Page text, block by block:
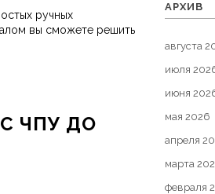
ручных
вы сможете решить
ЧПУ ДО
АРХИВ
августа
июля
июня
мая 2026
апреля
марта
февраля